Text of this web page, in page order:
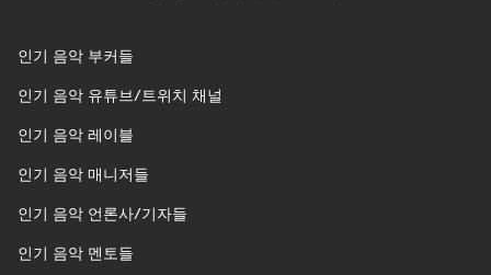
인기 음악 부커들
인기 음악 유튜브/트위치 채널
인기 음악 레이블
인기 음악 매니저들
인기 음악 언론사/기자들
인기 음악 멘토들